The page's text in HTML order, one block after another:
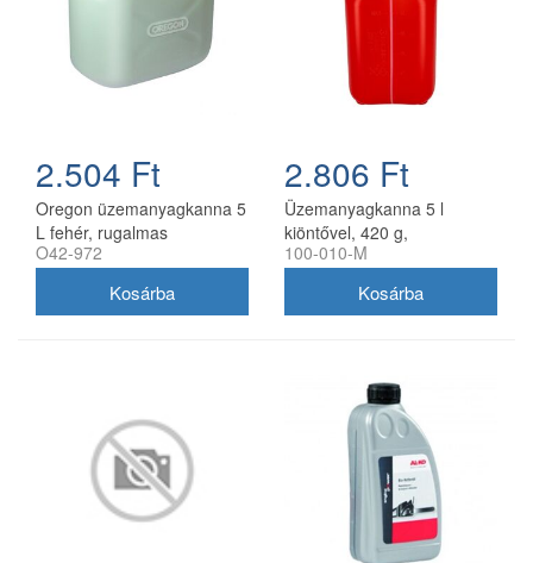
2.504 Ft
Oregon üzemanyagkanna 5
L fehér, rugalmas
kifolyócsővel
O42-972
2.806 Ft
Üzemanyagkanna 5 l
kiöntővel, 420 g,
utángyártott
100-010-M